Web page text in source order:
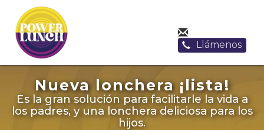
Llámenos
Nueva lonchera ¡lista!
Es la gran solución para facilitarle la vida a
los padres, y una lonchera deliciosa para los
hijos.